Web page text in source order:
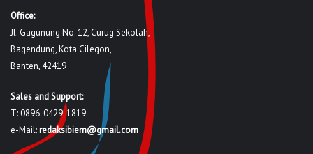
Office:
Jl. Gagunung No. 12, Curug Sekolah,
Bagendung, Kota Cilegon,
Banten, 42419
Sales and Support:
T: 0896-0429-1819
e-Mail:redaksibiem@gmail.com